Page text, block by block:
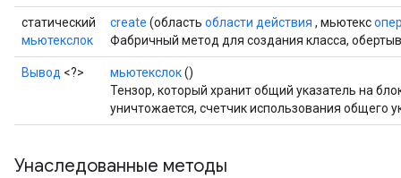
статический
мьютекслок
create (область области действия , мьютекс
Фабричный метод для создания класса,
Вывод <?> мьютекслок()
Тензор, который хранит общий указатель на
уничтожается, счетчик использования общего
Унаследованные методы